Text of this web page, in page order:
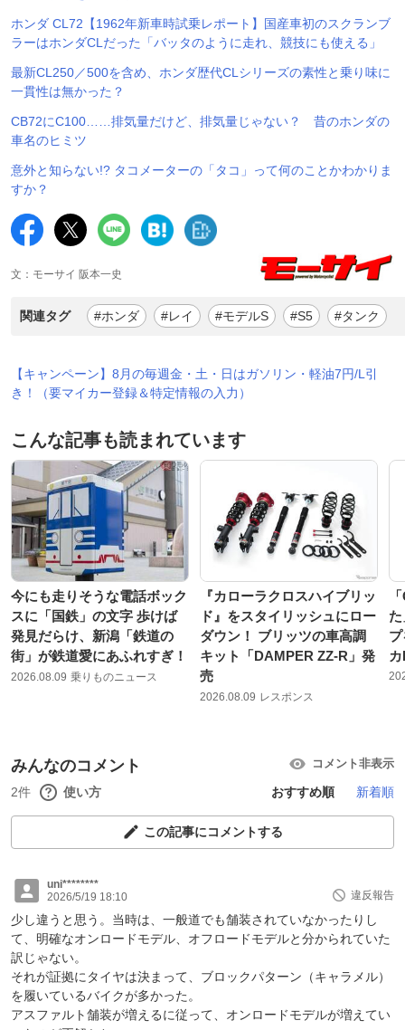
ホンダ CL72【1962年新車時試乗レポート】国産車初のスクランブ
ラーはホンダCLだった「バッタのように走れ、競技にも使える」
最新CL250／500を含め、ホンダ歴代CLシリーズの素性と乗り味に
一貫性は無かった？
CB72にC100……排気量だけど、排気量じゃない？ 昔のホンダの
車名のヒミツ
意外と知らない!? タコメーターの「タコ」って何のことかわかりま
すか？
文：モーサイ 阪本一史
関連タグ #ホンダ #レイ #モデルS #S5 #タンク
【キャンペーン】8月の毎週金・土・日はガソリン・軽油7円/L引
き！（要マイカー登録＆特定情報の入力）
こんな記事も読まれています
今にも走りそうな電話ボック
スに「国鉄」の文字 歩けば
発見だらけ、新潟「鉄道の
街」が鉄道愛にあふれすぎ！
2026.08.09 乗りものニュース
『カローラクロスハイブリッ
ド』をスタイリッシュにロー
ダウン！ ブリッツの車高調
キット「DAMPER ZZ-R」発
売
2026.08.09 レスポンス
みんなのコメント コメント非表示
2件 使い方 おすすめ順 新着順
この記事にコメントする
uni********
2026/5/19 18:10
違反報告
少し違うと思う。当時は、一般道でも舗装されていなかったりし
て、明確なオンロードモデル、オフロードモデルと分かられていた
訳じゃない。
それが証拠にタイヤは決まって、ブロックパターン（キャラメル）
を履いているバイクが多かった。
アスファルト舗装が増えるに従って、オンロードモデルが増えてい